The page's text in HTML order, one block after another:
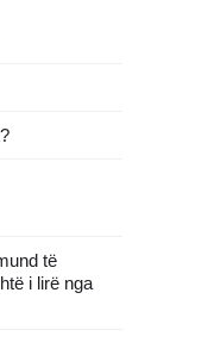
të
i lirë nga